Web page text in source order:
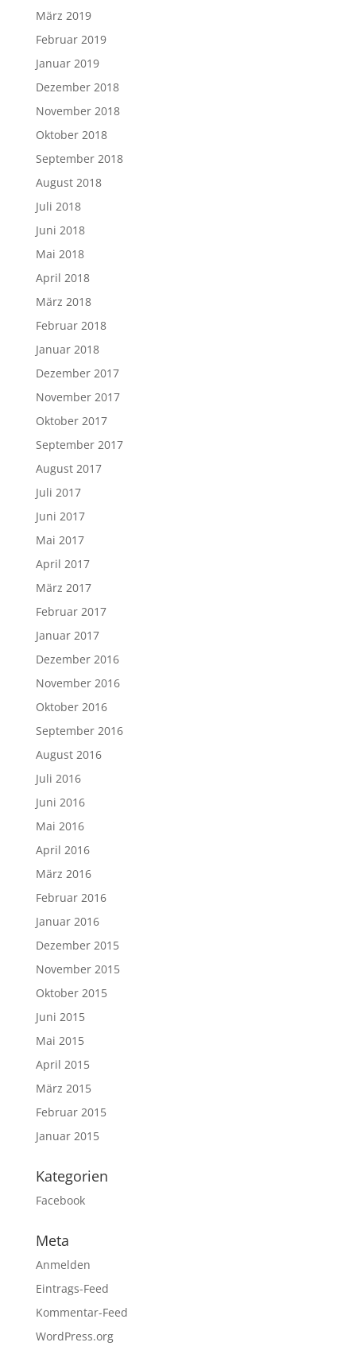
März 2019
Februar 2019
Januar 2019
Dezember 2018
November 2018
Oktober 2018
September 2018
August 2018
Juli 2018
Juni 2018
Mai 2018
April 2018
März 2018
Februar 2018
Januar 2018
Dezember 2017
November 2017
Oktober 2017
September 2017
August 2017
Juli 2017
Juni 2017
Mai 2017
April 2017
März 2017
Februar 2017
Januar 2017
Dezember 2016
November 2016
Oktober 2016
September 2016
August 2016
Juli 2016
Juni 2016
Mai 2016
April 2016
März 2016
Februar 2016
Januar 2016
Dezember 2015
November 2015
Oktober 2015
Juni 2015
Mai 2015
April 2015
März 2015
Februar 2015
Januar 2015
Kategorien
Facebook
Meta
Anmelden
Eintrags-Feed
Kommentar-Feed
WordPress.org